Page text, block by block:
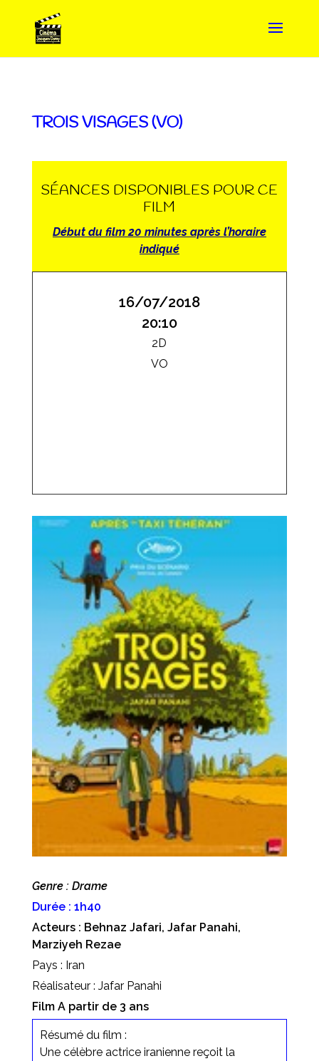
TROIS VISAGES (VO)
SÉANCES DISPONIBLES POUR CE
FILM
Début du film 20 minutes après l’horaire
indiqué
16/07/2018
20:10
2D
VO
Genre : Drame
Durée : 1h40
Acteurs : Behnaz Jafari, Jafar Panahi,
Marziyeh Rezae
Pays : Iran
Réalisateur : Jafar Panahi
Film A partir de 3 ans
Résumé du film :
Une célèbre actrice iranienne reçoit la